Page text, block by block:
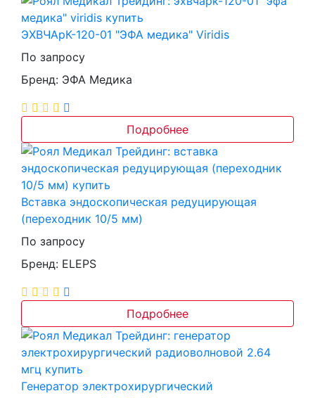
ЭХВЧАрК-120-01 "ЭФА медика" Viridis
По запросу
Бренд: ЭФА Медика
Подробнее
Вставка эндоскопическая редуцирующая
(переходник 10/5 мм)
По запросу
Бренд: ELEPS
Подробнее
Генератор электрохирургический